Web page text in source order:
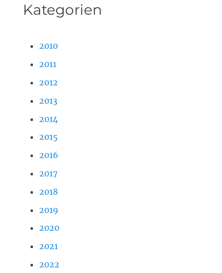
Kategorien
2010
2011
2012
2013
2014
2015
2016
2017
2018
2019
2020
2021
2022